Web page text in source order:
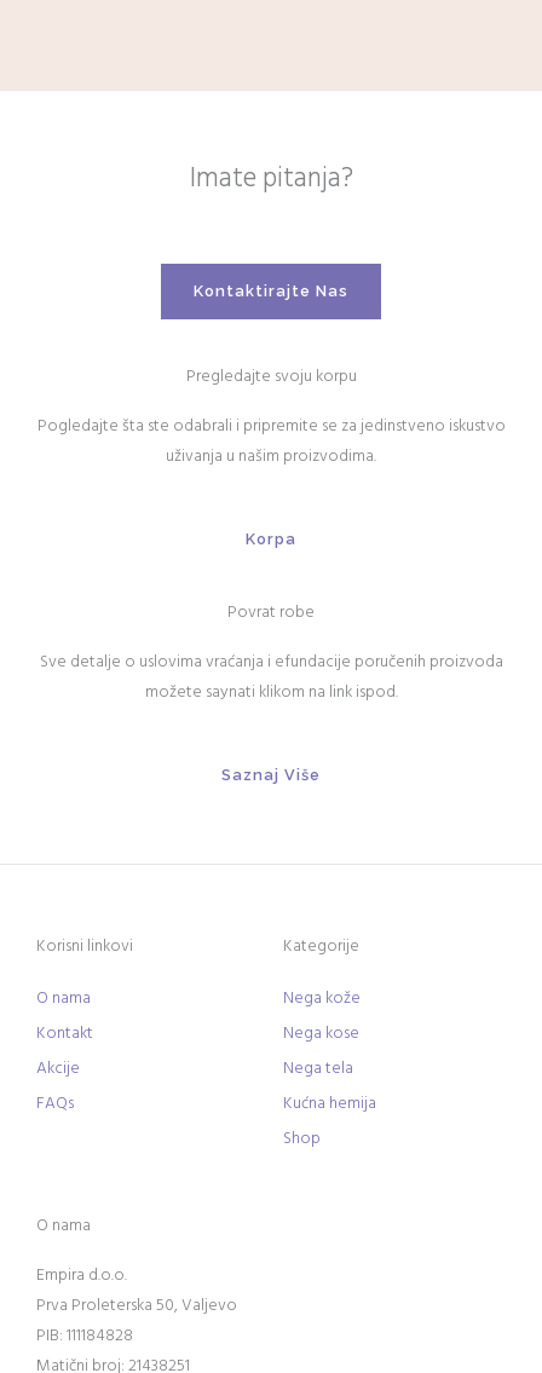
Imate pitanja?
Kontaktirajte Nas
Pregledajte svoju korpu
Pogledajte šta ste odabrali i pripremite se za jedinstveno iskustvo
uživanja u našim proizvodima.
Korpa
Povrat robe
Sve detalje o uslovima vraćanja i efundacije poručenih proizvoda
možete saynati klikom na link ispod.
Saznaj Više
Korisni linkovi
O nama
Kontakt
Akcije
FAQs
Kategorije
Nega kože
Nega kose
Nega tela
Kućna hemija
Shop
O nama
Empira d.o.o.
Prva Proleterska 50, Valjevo
PIB: 111184828
Matični broj: 21438251